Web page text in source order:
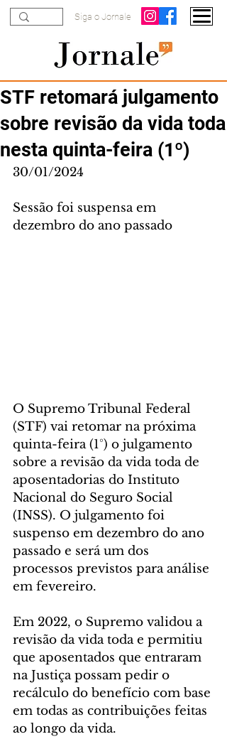
Siga o Jornale
STF retomará julgamento
sobre revisão da vida toda
nesta quinta-feira (1º)
30/01/2024
Sessão foi suspensa em
dezembro do ano passado
O Supremo Tribunal Federal
(STF) vai retomar na próxima
quinta-feira (1°) o julgamento
sobre a revisão da vida toda de
aposentadorias do Instituto
Nacional do Seguro Social
(INSS). O julgamento foi
suspenso em dezembro do ano
passado e será um dos
processos previstos para análise
em fevereiro.
Em 2022, o Supremo validou a
revisão da vida toda e permitiu
que aposentados que entraram
na Justiça possam pedir o
recálculo do benefício com base
em todas as contribuições feitas
ao longo da vida.